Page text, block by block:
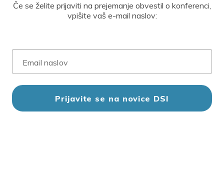
Če se želite prijaviti na prejemanje obvestil o konferenci,
vpišite vaš e-mail naslov: